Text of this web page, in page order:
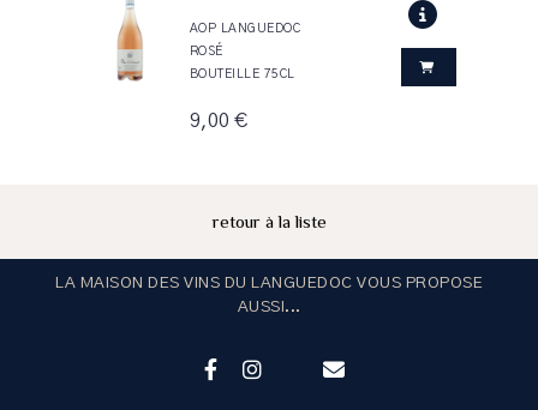
AOP LANGUEDOC
ROSÉ
BOUTEILLE 75CL
9,00 €
retour à la liste
LA MAISON DES VINS DU LANGUEDOC VOUS PROPOSE
AUSSI...